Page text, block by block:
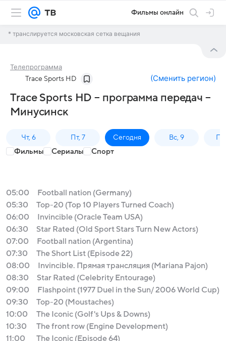
Фильмы онлайн
* транслируется московская сетка вещания
Телепрограмма
Trace Sports HD (Сменить регион)
Trace Sports HD – программа передач –
Минусинск
Чт, 6 Пт, 7 Сегодня Вс, 9
Фильмы Сериалы Спорт
05:00
Football nation (Germany)
05:30
Top-20 (Top 10 Players Turned Coach)
06:00
Invincible (Oracle Team USA)
06:30
Star Rated (Old Sport Stars Turn New Actors)
07:00
Football nation (Argentina)
07:30
The Short List (Episode 22)
08:00
Invincible. Прямая трансляция (Mariana Pajon)
08:30
Star Rated (Celebrity Entourage)
09:00
Flashpoint (1977 Duel in the Sun/ 2006 World Cup)
09:30
Top-20 (Moustaches)
10:00
The Iconic (Golf's Ups & Downs)
10:30
The front row (Engine Development)
11:00
The Iconic (Episode 64)